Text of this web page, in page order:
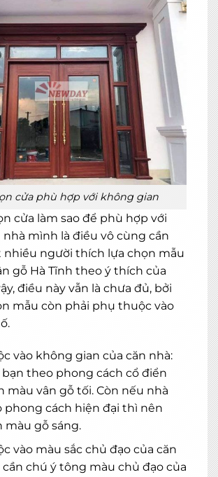
cửa phù hợp với không gian
cửa làm sao để phù hợp với
mình là điều vô cùng cần
nhiều người thích lựa chọn mẫu
gỗ Hà Tĩnh theo ý thích của
điều này vẫn là chưa đủ, bởi
mẫu còn phải phụ thuộc vào
vào không gian của căn nhà:
bạn theo phong cách cổ điển
màu vân gỗ tối. Còn nếu nhà
phong cách hiện đại thì nên
màu gỗ sáng.
vào màu sắc chủ đạo của căn
cần chú ý tông màu chủ đạo của